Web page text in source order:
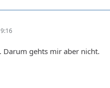
Darum gehts mir aber nicht.